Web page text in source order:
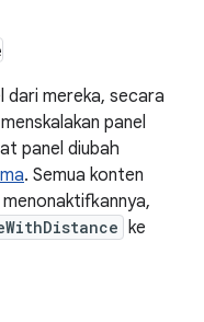
dari mereka, secara
panel
panel diubah
. Semua konten
ke